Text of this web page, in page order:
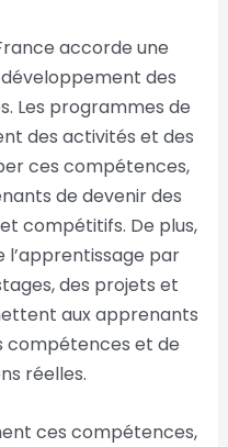
accorde une
des
Les programmes de
des activités et des
ces compétences,
de devenir des
compétitifs. De plus,
l’apprentissage par
des projets et
aux apprenants
compétences et de
réelles.
ces compétences,